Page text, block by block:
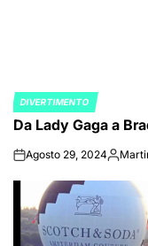
POSTED
IN
DIVERTIMENTO
Da Lady Gaga a
onAgosto 29, 2024Posted